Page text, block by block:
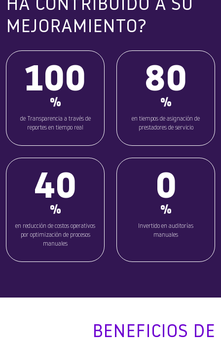
HA CONTRIBUIDO A SU
MEJORAMIENTO?
100
%
de Transparencia a través de
reportes en tiempo real
80
%
en tiempos de asignación de
prestadores de servicio
40
%
en reducción de costos operativos
por optimización de procesos
manuales
0
%
Invertido en auditorías
manuales
BENEFICIOS DE